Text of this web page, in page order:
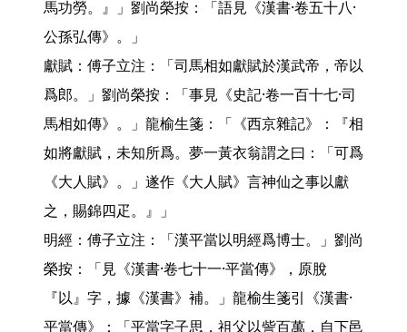
馬功勞。』」劉尚榮按：「語見《漢書·卷五十八·
公孫弘傳》。」
獻賦：傅子立注：「司馬相如獻賦於漢武帝，帝以
爲郎。」劉尚榮按：「事見《史記·卷一百十七·司
馬相如傳》。」龍榆生箋：「《西京雜記》：『相
如將獻賦，未知所爲。夢一黃衣翁謂之曰：「可爲
《大人賦》。」遂作《大人賦》言神仙之事以獻
之，賜錦四疋。』」
明經：傅子立注：「漢平當以明經爲博士。」劉尚
榮按：「見《漢書·卷七十一·平當傳》，原脫
『以』字，據《漢書》補。」龍榆生箋引《漢書·
平當傳》：「平當字子思，祖父以訾百萬，自下邑